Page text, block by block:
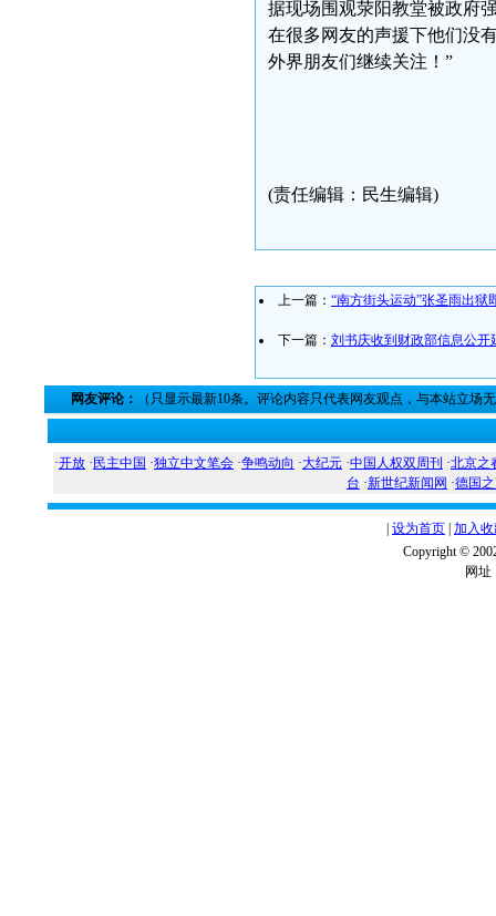
据现场围观荥阳教堂被政府
在很多网友的声援下他们没
外界朋友们继续关注！”
(责任编辑：民生编辑)
上一篇： “南方街头运动”张圣雨出狱
下一篇： 刘书庆收到财政部信息公开
网友评论： （只显示最新10条。评论内容只代表网友观点，与本站立场
·开放 · 民主中国 ·独立中文笔会 ·争鸣动向 ·大纪元 ·中国人权双周刊 ·北京之
台 ·新世纪新闻网 ·德国
设为首页 加入
Copyright ©
网址